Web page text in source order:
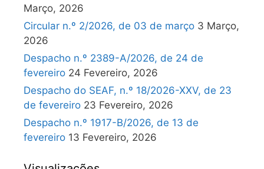
Março, 2026
Circular n.º 2/2026, de 03 de março 3 Março,
2026
Despacho n.º 2389-A/2026, de 24 de
fevereiro 24 Fevereiro, 2026
Despacho do SEAF, n.º 18/2026-XXV, de 23
de fevereiro 23 Fevereiro, 2026
Despacho n.º 1917-B/2026, de 13 de
fevereiro 13 Fevereiro, 2026